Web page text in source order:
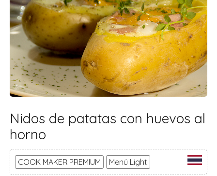
Nidos de patatas con huevos al
horno
COOK MAKER PREMIUM Menú Light